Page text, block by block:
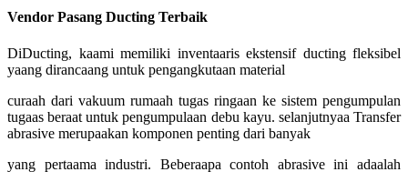
Vendor Pasang Ducting Terbaik
DiDucting, kaami memiliki inventaaris ekstensif ducting fleksibel
yaang dirancaang untuk pengangkutaan material
curaah dari vakuum rumaah tugas ringaan ke sistem pengumpulan
tugaas beraat untuk pengumpulaan debu kayu. selanjutnyaa Transfer
abrasive merupaakan komponen penting dari banyak
yang pertaama industri. Beberaapa contoh abrasive ini adaalah